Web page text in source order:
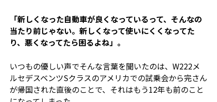
「新しくなった自動車が良くなっているって、そんなの
当たり前じゃない。新しくなって使いにくくなってた
り、悪くなってたら困るよね」。
いつもの優しい声でそんな言葉を聞いたのは、W222メ
ルセデスベンツSクラスのアメリカでの試乗会から完さん
が帰国された直後のことで、それはもう12年も前のこと